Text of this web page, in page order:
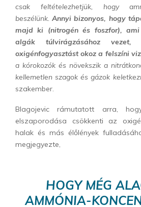
csak feltételezhetjük, hogy
beszélünk.Annyi bizonyos, hogy
majd ki (nitrogén és foszfor), ami
algák túlvirágzásához
oxigénfogyasztást okoz a felszíni
a kórokozók és növekszik a
kellemetlen szagok és gázok
szakember.
Blagojevic rámutatott arra,
elszaporodása csökkenti az
halak és más élőlények
megjegyezte,
HOGY MÉG
AMMÓNIA-